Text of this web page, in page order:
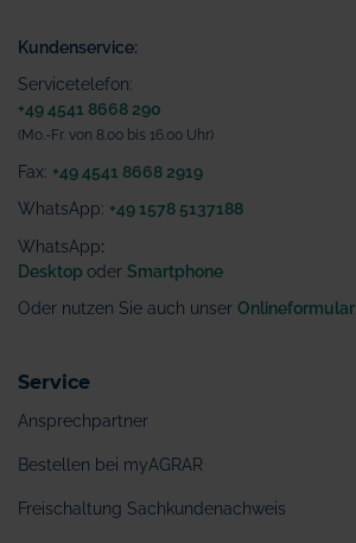
Kundenservice:
Servicetelefon:
+49 4541 8668 290
(Mo.-Fr. von 8.00 bis 16.00 Uhr)
Fax: +49 4541 8668 2919
WhatsApp: +49 1578 5137188
WhatsApp:
Desktop oder Smartphone
Oder nutzen Sie auch unser Onlineformular
Service
Ansprechpartner
Bestellen bei myAGRAR
Freischaltung Sachkundenachweis